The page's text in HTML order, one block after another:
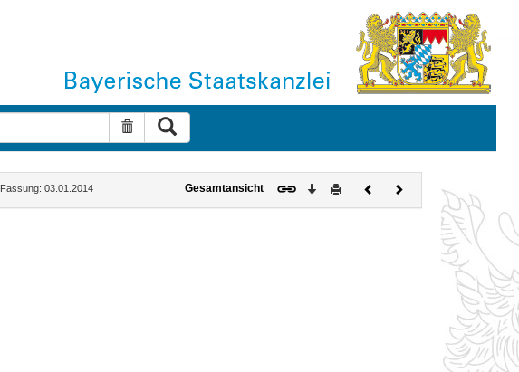
Suche zurücksetzen
Fassung: 03.01.2014 Gesamtansicht Download
DruckenVorherigesNächstes
Dokument